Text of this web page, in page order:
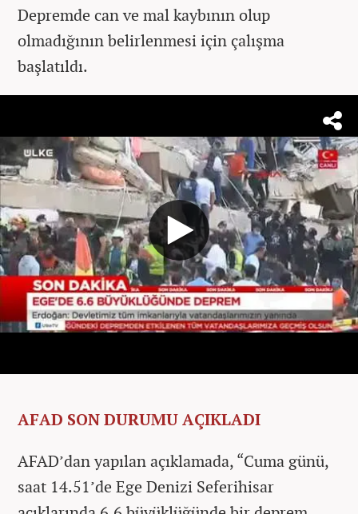
Depremde can ve mal kaybının olup
olmadığının belirlenmesi için çalışma
başlatıldı.
AFAD SON DURUMU AÇIKLADI
AFAD’dan yapılan açıklamada, “Cuma günü,
saat 14.51’de Ege Denizi Seferihisar